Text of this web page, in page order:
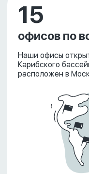
15
офисов по
Наши офисы
Карибского
расположен в